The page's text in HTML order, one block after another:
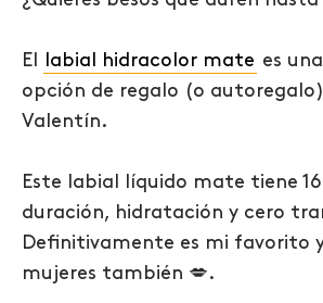
El labial hidracolor mate es
opción de regalo (o
Valentín.
Este labial líquido mate tiene
duración, hidratación y cero
Definitivamente es mi favorito
mujeres también 💋.